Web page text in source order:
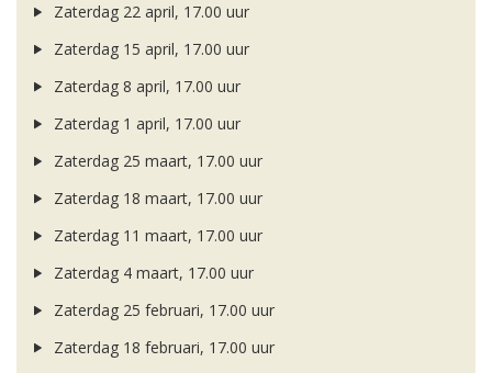
Zaterdag 22 april, 17.00 uur
Zaterdag 15 april, 17.00 uur
Zaterdag 8 april, 17.00 uur
Zaterdag 1 april, 17.00 uur
Zaterdag 25 maart, 17.00 uur
Zaterdag 18 maart, 17.00 uur
Zaterdag 11 maart, 17.00 uur
Zaterdag 4 maart, 17.00 uur
Zaterdag 25 februari, 17.00 uur
Zaterdag 18 februari, 17.00 uur